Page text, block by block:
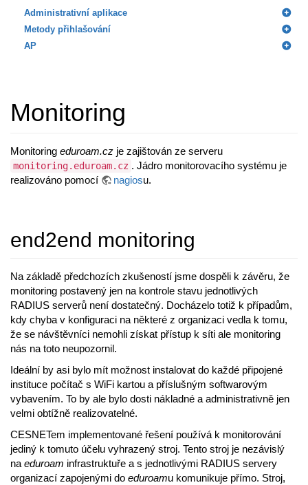
Administrativní aplikace
Metody přihlašování
AP
Monitoring
Monitoring eduroam.cz je zajištován ze serveru
monitoring.eduroam.cz . Jádro monitorovacího systému je
realizováno pomocí
nagiosu.
end2end monitoring
Na základě předchozích zkušeností jsme dospěli k závěru, že
monitoring postavený jen na kontrole stavu jednotlivých
RADIUS serverů není dostatečný. Docházelo totiž k případům,
kdy chyba v konfiguraci na některé z organizaci vedla k tomu,
že se návštěvníci nemohli získat přístup k síti ale monitoring
nás na toto neupozornil.
Ideální by asi bylo mít možnost instalovat do každé připojené
instituce počítač s WiFi kartou a příslušným softwarovým
vybavením. To by ale bylo dosti nákladné a administrativně jen
velmi obtížně realizovatelné.
CESNETem implementované řešení používá k monitorování
jediný k tomuto účelu vyhrazený stroj. Tento stroj je nezávislý
na eduroam infrastruktuře a s jednotlivými RADIUS servery
organizací zapojenými do eduroamu komunikuje přímo. Stroj,